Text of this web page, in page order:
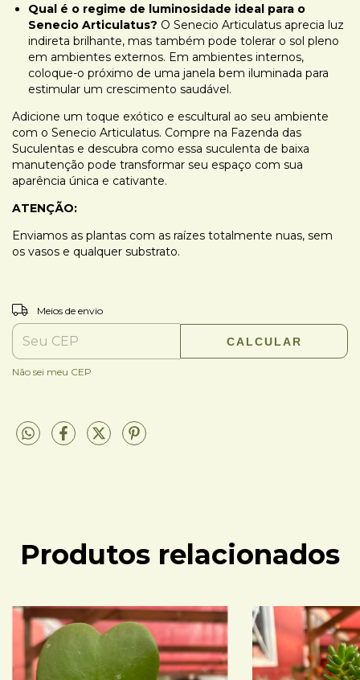
Qual é o regime de luminosidade ideal para o
Senecio Articulatus? O Senecio Articulatus aprecia luz
indireta brilhante, mas também pode tolerar o sol pleno
em ambientes externos. Em ambientes internos,
coloque-o próximo de uma janela bem iluminada para
estimular um crescimento saudável.
Adicione um toque exótico e escultural ao seu ambiente
com o Senecio Articulatus. Compre na Fazenda das
Suculentas e descubra como essa suculenta de baixa
manutenção pode transformar seu espaço com sua
aparência única e cativante.
ATENÇÃO:
Enviamos as plantas com as raízes totalmente nuas, sem
os vasos e qualquer substrato.
Entregas para o CEP:
Meios de envio
CALCULAR
Não sei meu CEP
Produtos relacionados